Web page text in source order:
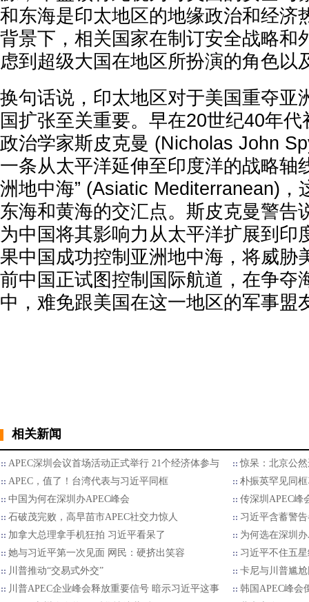
和东海是印太地区的地缘政治和经济
背景下，相关国家在制订安全战略和
虑到超级大国在地区所扮演的角色以
换句话说，印太地区对于美国重夺亚
国扩张至关重要。早在20世纪40年
政治学家斯皮克曼 (Nicholas John
一条从太平洋延伸至印度洋的战略轴
洲地中海” (Asiatic Mediterranean)，
东海和黄海的交汇点。斯皮克曼警告
为中国将其影响力从太平洋扩展到印
果中国成功控制亚洲地中海，将威胁
前中国正试图控制国际航道，在争夺
中，难免跟美国在这一地区的军事盟
相关新闻
APEC深圳会议首场活动正式举行 21个经济体参与
惊呆：北京公
APEC，值了！台湾代表与习近平同框
朴振英罕见同
中国为何在深圳办APEC峰会
传深圳APEC峰
石破茂完败，高早苗市APEC社交力惊人
习近平含蓄警
加拿大总理拿手机狂拍 习近平看呆了
为何选在深圳
她与习近平第一次见面 网民：硬挤出笑容
习近平不住五
川普推动“交易式外交”
卡尼与川普尴
川普APEC企业峰会释放重要信号 暗示习近平这事
韩国APEC峰会